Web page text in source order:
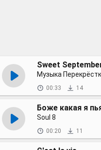
Sweet
Музыка
00:33 14
Боже какая я
Soul 8
00:20 11